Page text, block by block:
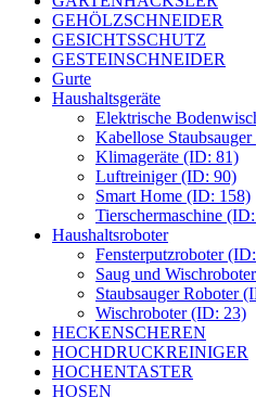
GEHÖLZSCHNEIDER
GESICHTSSCHUTZ
GESTEINSCHNEIDER
Gurte
Haushaltsgeräte
Elektrische
Kabellose
Klimageräte (ID: 81)
Luftreiniger (ID: 90)
Smart Home (ID: 158)
Tierschermaschine
Haushaltsroboter
Fensterputzroboter
Saug und
Staubsauger Roboter
Wischroboter (ID: 23)
HECKENSCHEREN
HOCHDRUCKREINIGER
HOCHENTASTER
HOSEN